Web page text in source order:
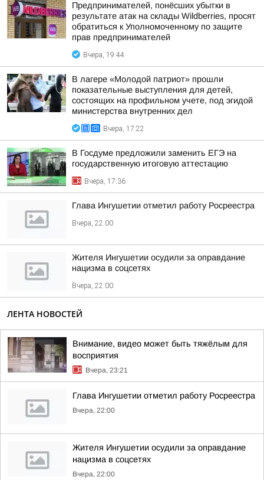
Предпринимателей, понёсших убытки в
результате атак на склады Wildberries, просят
обратиться к Уполномоченному по защите
прав предпринимателей
Вчера, 19:44
В лагере «Молодой патриот» прошли
показательные выступления для детей,
состоящих на профильном учете, под эгидой
министерства внутренних дел
Вчера, 17:22
В Госдуме предложили заменить ЕГЭ на
государственную итоговую аттестацию
Вчера, 17:36
Глава Ингушетии отметил работу Росреестра
Вчера, 22:00
Жителя Ингушетии осудили за оправдание
нацизма в соцсетях
Вчера, 22:00
ЛЕНТА НОВОСТЕЙ
Внимание, видео может быть тяжёлым для
восприятия
Вчера, 23:21
Глава Ингушетии отметил работу Росреестра
Вчера, 22:00
Жителя Ингушетии осудили за оправдание
нацизма в соцсетях
Вчера, 22:00